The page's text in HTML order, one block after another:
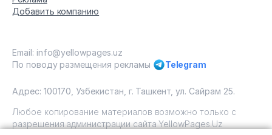
Добавить компанию
Email: info@yellowpages.uz
По поводу размещения рекламы
Telegram
Адрес: 100170, Узбекистан, г. Ташкент, ул. Сайрам 25.
Любое копирование материалов возможно только с
разрешения администрации сайта YellowPages.Uz